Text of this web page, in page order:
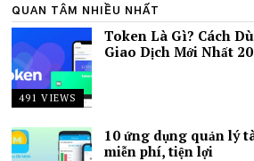
QUAN TÂM NHIỀU NHẤT
491 VIEWS
Token Là Gì? Cách
Giao Dịch Mới Nhất
10 ứng dụng quản lý
miễn phí, tiện lợi